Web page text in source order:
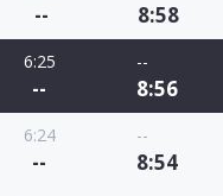
-- 8:58
6:25
--
--
8:56
6:24
--
--
8:54